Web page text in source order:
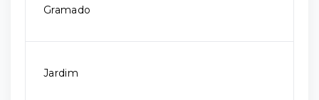
Gramado
Jardim